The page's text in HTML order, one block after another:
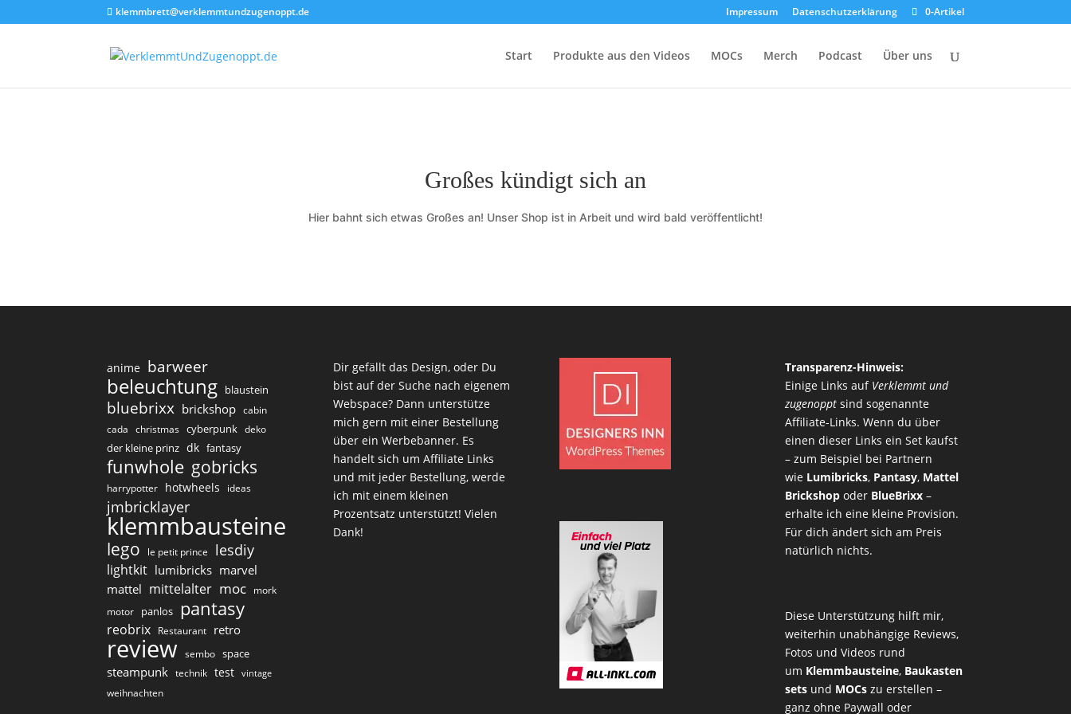
klemmbrett@verklemmtundzugenoppt.de Impressum Datenschutzerklärung 0-Artikel
Start Produkte aus den Videos MOCs Merch Podcast Über uns
Großes kündigt sich an
Hier bahnt sich etwas Großes an! Unser Shop ist in Arbeit und wird bald veröffentlicht!
anime barweer
beleuchtung blaustein
bluebrixx brickshop cabin
cada
christmas cyberpunk deko
der kleine prinz dk fantasy
funwhole gobricks
harrypotter hotwheels ideas
jmbricklayer
klemmbausteine
lego le petit prince lesdiy
lightkit lumibricks marvel
mattel mittelalter moc mork
motor panlos pantasy
reobrix Restaurant retro
review sembo space
steampunk technik test vintage
weihnachten
Dir gefällt das Design, oder Du
bist auf der Suche nach eigenem
Webspace? Dann unterstütze
mich gern mit einer Bestellung
über ein Werbebanner. Es
handelt sich um Affiliate Links
und mit jeder Bestellung, werde
ich mit einem kleinen
Prozentsatz unterstützt! Vielen
Dank!
Transparenz-Hinweis:
Einige Links auf Verklemmt und
zugenoppt sind sogenannte
Affiliate-Links. Wenn du über
einen dieser Links ein Set kaufst
– zum Beispiel bei Partnern
wie Lumibricks, Pantasy, Mattel
Brickshop oder BlueBrixx –
erhalte ich eine kleine Provision.
Für dich ändert sich am Preis
natürlich nichts.
Diese Unterstützung hilft mir,
weiterhin unabhängige Reviews,
Fotos und Videos rund
um Klemmbausteine, Baukasten
sets und MOCs zu erstellen –
ganz ohne Paywall oder